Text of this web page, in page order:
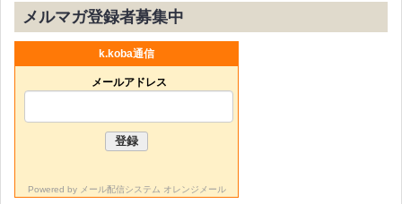
メルマガ登録者募集中
k.koba通信
メールアドレス
Powered by メール配信システム オレンジメール